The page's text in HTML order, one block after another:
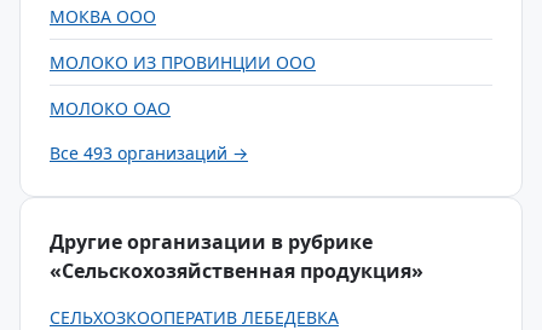
МОКВА ООО
МОЛОКО ИЗ ПРОВИНЦИИ ООО
МОЛОКО ОАО
Все 493 организаций →
Другие организации в рубрике
«Сельскохозяйственная продукция»
СЕЛЬХОЗКООПЕРАТИВ ЛЕБЕДЕВКА